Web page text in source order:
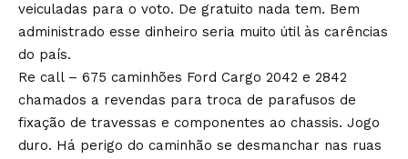
veiculadas para o voto. De gratuito nada tem. Bem
administrado esse dinheiro seria muito útil às carências
do país.
Re call – 675 caminhões Ford Cargo 2042 e 2842
chamados a revendas para troca de parafusos de
fixação de travessas e componentes ao chassis. Jogo
duro. Há perigo do caminhão se desmanchar nas ruas